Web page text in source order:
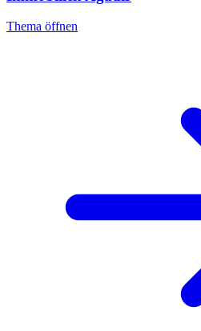
Thema öffnen